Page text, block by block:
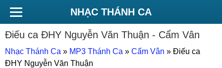
NHẠC THÁNH CA
Điếu ca ĐHY Nguyễn Văn Thuận - Cẩm Vân
Nhạc Thánh Ca » MP3 Thánh Ca » Cẩm Vân » Điếu ca
ĐHY Nguyễn Văn Thuận